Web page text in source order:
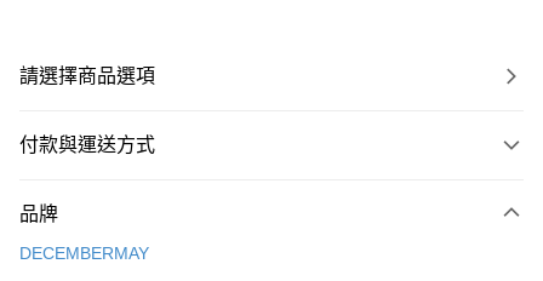
請選擇商品選項
付款與運送方式
信用卡一次付款
品牌
DECEMBERMAY